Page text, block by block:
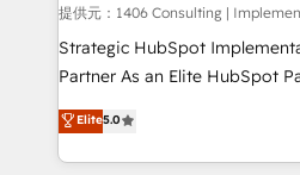
Group, a group of specialized
companies that divide their
Competence Centers: Smart
The synergies generated by
together with the
提供元：1406 Consulting |
Strategic HubSpot
Partner As an Elite HubSpot Partner, 1406 Consulting
helps mid-market revenue
they sell, market, and serve.
HubSpot—we teach your
Elite5.0